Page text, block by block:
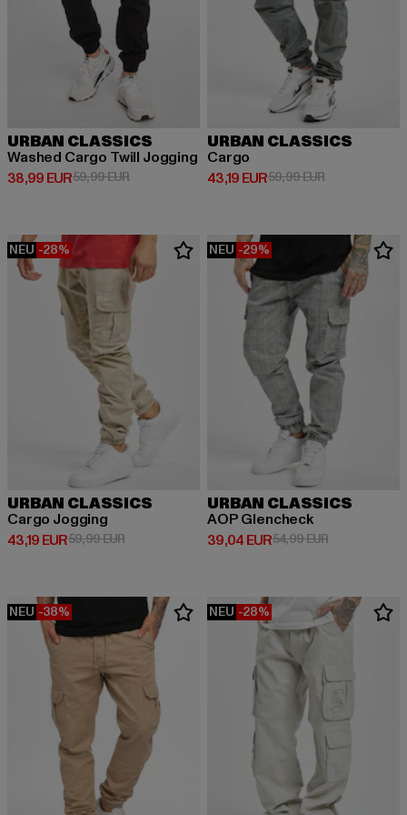
URBAN CLASSICS
Washed Cargo Twill Jogging
38,99 EUR
Derzeitiger Preis: 38,99 EUR
59,99 EURAktionspreis: 59,99 EUR
URBAN CLASSICS
Cargo
43,19 EUR
Derzeitiger Preis: 43,19 EUR
59,99 EURAktionspreis:
NEU -28%
URBAN CLASSICS
Cargo Jogging
43,19 EUR
Derzeitiger Preis: 43,19 EUR
59,99 EURAktionspreis: 59,99 EUR
NEU -29%
URBAN CLASSICS
AOP Glencheck
39,04 EUR
Derzeitiger Preis: 39,04 EUR
54,99 EURAktionspreis:
NEU -38% NEU -28%